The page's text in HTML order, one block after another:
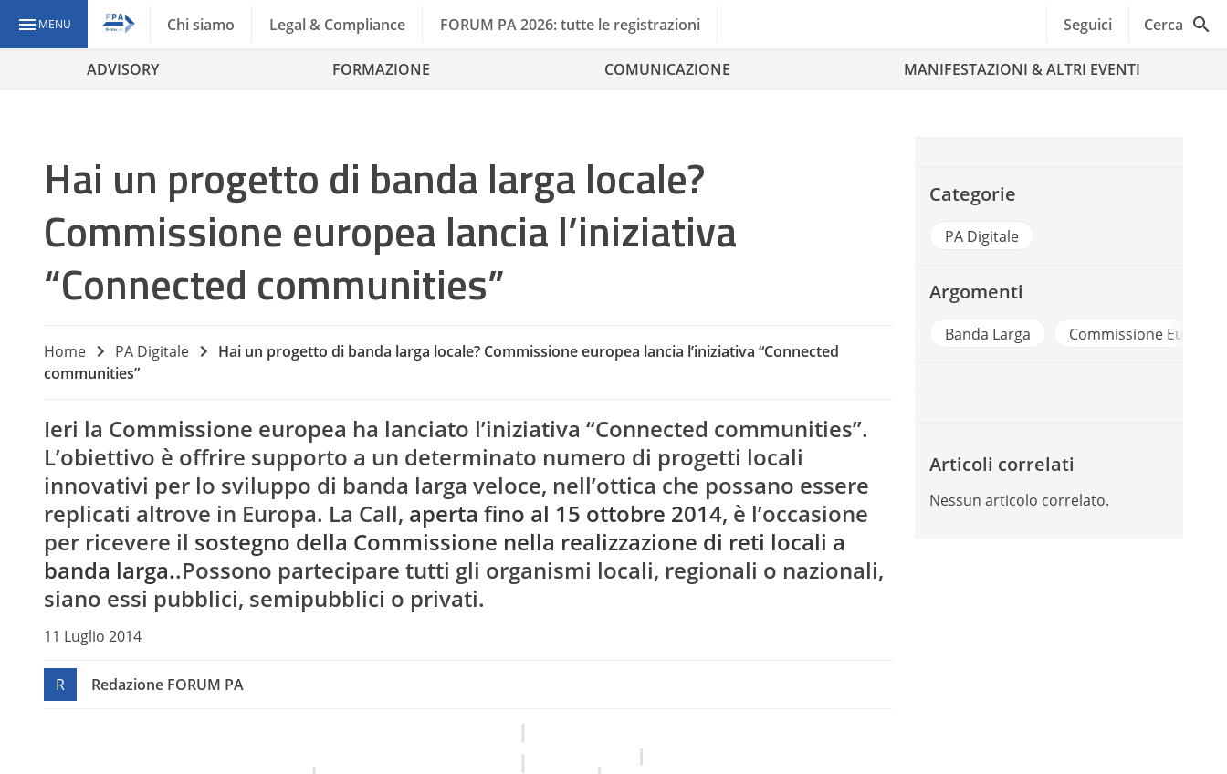
MENU Chi siamo Legal & Compliance FORUM PA 2026: tutte le registrazioni Seguici Cerca
ADVISORY FORMAZIONE COMUNICAZIONE MANIFESTAZIONI & ALTRI EVENTI
Hai un progetto di banda larga locale?
Commissione europea lancia l’iniziativa
“Connected communities”
Home PA Digitale
Hai un progetto di banda larga locale? Commissione europea lancia l’iniziativa “Connected
communities”
Ieri la Commissione europea ha lanciato l’iniziativa “Connected communities”.
L’obiettivo è offrire supporto a un determinato numero di progetti locali
innovativi per lo sviluppo di banda larga veloce, nell’ottica che possano essere
replicati altrove in Europa. La Call, aperta fino al 15 ottobre 2014, è l’occasione
per ricevere il sostegno della Commissione nella realizzazione di reti locali a
banda larga..Possono partecipare tutti gli organismi locali, regionali o nazionali,
siano essi pubblici, semipubblici o privati.
11 Luglio 2014
R Redazione FORUM PA
Categorie
PA Digitale
Argomenti
Banda Larga Commissione Europea
Articoli correlati
Nessun articolo correlato.